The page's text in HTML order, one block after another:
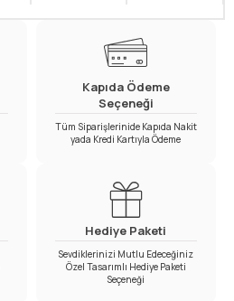
Kapıda Ödeme
Seçeneği
Tüm Siparişlerinide Kapıda Nakit
yada Kredi Kartıyla Ödeme
Hediye Paketi
Sevdiklerinizi Mutlu Edeceğiniz
Özel Tasarımlı Hediye Paketi
Seçeneği